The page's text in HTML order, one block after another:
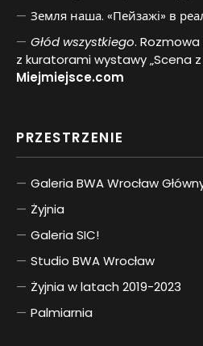
Земля наша. «Пейзажі» в
Głód wszystkiego.
z kuratorami wystawy „Scena
Miejmiejsce.com
PRZESTRZENIE
Galeria BWA Wrocław
Żyjnia
Galeria SIC!
Studio BWA Wrocław
Żyjnia w latach 2019-2023
Palmiarnia